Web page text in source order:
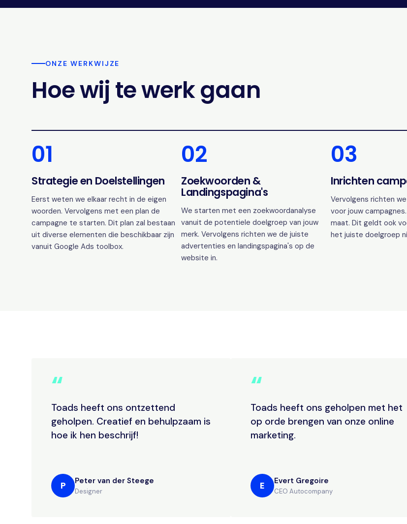
ONZE WERKWIJZE
Hoe wij te werk gaan
01
Strategie en Doelstellingen
Eerst weten we elkaar recht in de eigen
woorden. Vervolgens met een plan de
campagne te starten. Dit plan zal bestaan
uit diverse elementen die beschikbaar zijn
vanuit Google Ads toolbox.
02
Zoekwoorden &
Landingspagina's
We starten met een zoekwoordanalyse
vanuit de potentiele doelgroep van jouw
merk. Vervolgens richten we de juiste
advertenties en landingspagina's op de
website in.
03
Inrichten
Vervolgens richten
voor jouw
maat. Dit geldt ook
het juiste doelgroep
“
Toads heeft ons ontzettend
geholpen. Creatief en behulpzaam is
hoe ik hen beschrijf!
P Peter van der Steege
Designer
“
Toads heeft ons geholpen met het
op orde brengen van onze online
marketing.
E Evert Gregoire
CEO Autocompany